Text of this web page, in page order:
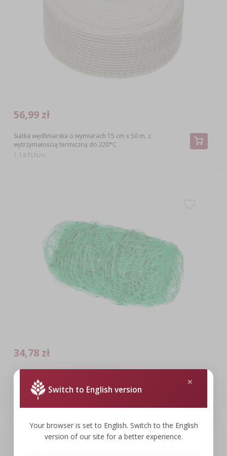
Siatka wędliniarska o wymiarach 15 cm x 50 m, z
wytrzymałością termiczną do 220°C
56,99 zł
1,14 PLN/m
Siatka do roślin pnących: 2 x 20m
34,78 zł
34,78 PLN/szt.Switch to English version
Your browser is set to English. Switch to the English
version of our site for a better experience.